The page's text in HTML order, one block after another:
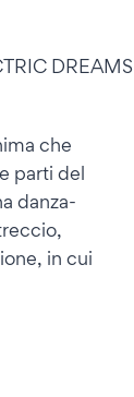
DREAMS
che
parti del
danza-
in cui